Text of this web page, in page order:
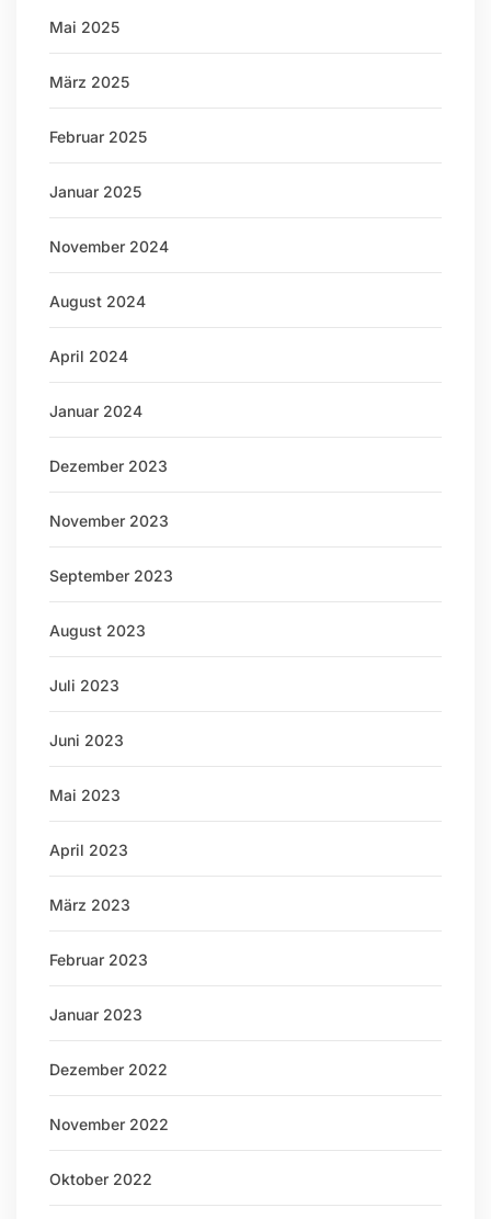
Mai 2025
März 2025
Februar 2025
Januar 2025
November 2024
August 2024
April 2024
Januar 2024
Dezember 2023
November 2023
September 2023
August 2023
Juli 2023
Juni 2023
Mai 2023
April 2023
März 2023
Februar 2023
Januar 2023
Dezember 2022
November 2022
Oktober 2022